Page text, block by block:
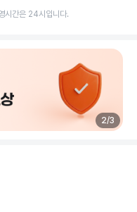
시간은 24시입니다.
3/3